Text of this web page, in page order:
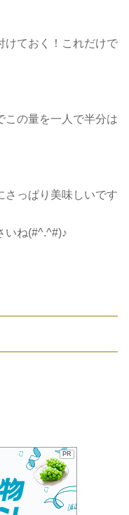
けておく！これだけで
この量を一人で半分は
さっぱり美味しいです
いね(#^.^#)♪
PR